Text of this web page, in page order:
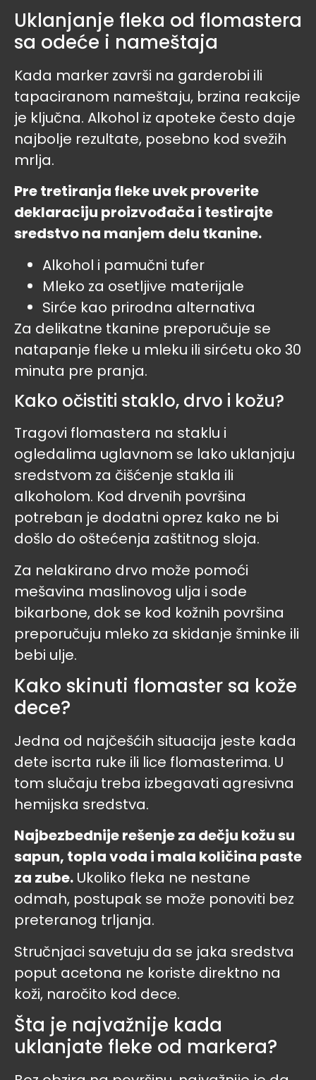
Uklanjanje fleka od flomastera
sa odeće i nameštaja
Kada marker završi na garderobi ili
tapaciranom nameštaju, brzina reakcije
je ključna. Alkohol iz apoteke često daje
najbolje rezultate, posebno kod svežih
mrlja.
Pre tretiranja fleke uvek proverite
deklaraciju proizvođača i testirajte
sredstvo na manjem delu tkanine.
Alkohol i pamučni tufer
Mleko za osetljive materijale
Sirće kao prirodna alternativa
Za delikatne tkanine preporučuje se
natapanje fleke u mleku ili sirćetu oko 30
minuta pre pranja.
Kako očistiti staklo, drvo i kožu?
Tragovi flomastera na staklu i
ogledalima uglavnom se lako uklanjaju
sredstvom za čišćenje stakla ili
alkoholom. Kod drvenih površina
potreban je dodatni oprez kako ne bi
došlo do oštećenja zaštitnog sloja.
Za nelakirano drvo može pomoći
mešavina maslinovog ulja i sode
bikarbone, dok se kod kožnih površina
preporučuju mleko za skidanje šminke ili
bebi ulje.
Kako skinuti flomaster sa kože
dece?
Jedna od najčešćih situacija jeste kada
dete iscrta ruke ili lice flomasterima. U
tom slučaju treba izbegavati agresivna
hemijska sredstva.
Najbezbednije rešenje za dečju kožu su
sapun, topla voda i mala količina paste
za zube. Ukoliko fleka ne nestane
odmah, postupak se može ponoviti bez
preteranog trljanja.
Stručnjaci savetuju da se jaka sredstva
poput acetona ne koriste direktno na
koži, naročito kod dece.
Šta je najvažnije kada
uklanjate fleke od markera?